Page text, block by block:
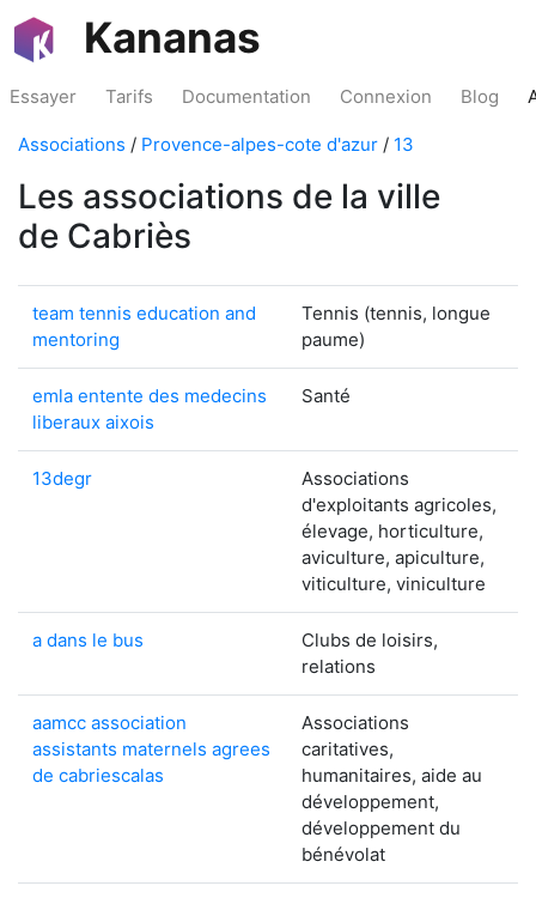
Kananas
Essayer Tarifs Documentation Connexion Blog
Associations / Provence-alpes-cote d'azur / 13
Les associations de la ville
de Cabriès
team tennis education and
mentoring
Tennis (tennis, longue
paume)
emla entente des medecins
liberaux aixois
Santé
13degr
Associations
d'exploitants agricoles,
élevage, horticulture,
aviculture, apiculture,
viticulture, viniculture
a dans le bus
Clubs de loisirs,
relations
aamcc association
assistants maternels agrees
de cabriescalas
Associations
caritatives,
humanitaires, aide au
développement,
développement du
bénévolat